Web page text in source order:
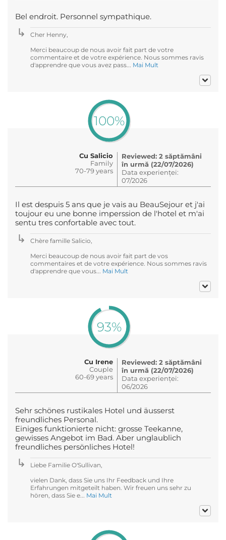
Bel endroit. Personnel sympathique.
Cher Henny,
Merci beaucoup de nous avoir fait part de votre
commentaire et de votre expérience. Nous sommes ravis
d'apprendre que vous avez pass... Mai Mult
100%
Cu Salicio
Family
70-79 years
Reviewed: 2 săptămâni
în urmă (22/07/2026)
Data experienței:
07/2026
Il est despuis 5 ans que je vais au BeauSejour et j'ai
toujour eu une bonne imperssion de l'hotel et m'ai
sentu tres confortable avec tout.
Chère famille Salicio,
Merci beaucoup de nous avoir fait part de vos
commentaires et de votre expérience. Nous sommes ravis
d'apprendre que vous... Mai Mult
93%
Cu Irene
Couple
60-69 years
Reviewed: 2 săptămâni
în urmă (22/07/2026)
Data experienței:
06/2026
Sehr schönes rustikales Hotel und äusserst
freundliches Personal.
Einiges funktionierte nicht: grosse Teekanne,
gewisses Angebot im Bad. Aber unglaublich
freundliches persönliches Hotel!
Liebe Familie O'Sullivan,
vielen Dank, dass Sie uns Ihr Feedback und Ihre
Erfahrungen mitgeteilt haben. Wir freuen uns sehr zu
hören, dass Sie e... Mai Mult